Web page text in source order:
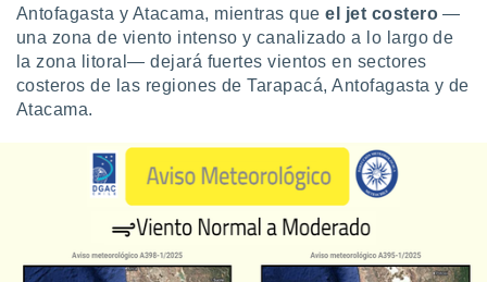
de que
sean
aunque
Antofagasta y Atacama, mientras que el jet costero —
una zona de viento intenso y canalizado a lo largo de
la zona litoral— dejará fuertes vientos en sectores
costeros de las regiones de Tarapacá, Antofagasta y de
Atacama.